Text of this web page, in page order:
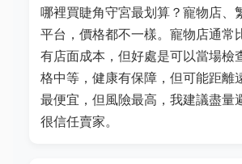
哪裡買睫角守宮最划算？寵物店、
平台，價格都不一樣。寵物店通常
有店面成本，但好處是可以當場檢
格中等，健康有保障，但可能距離
最便宜，但風險最高，我建議盡量
很信任賣家。